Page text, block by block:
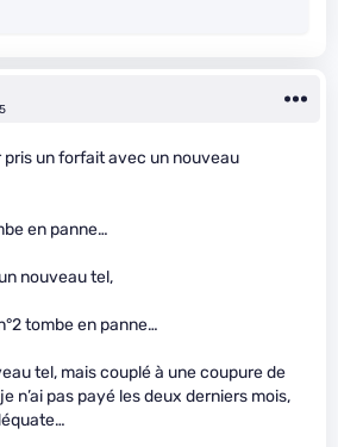
pris un forfait avec un nouveau
en panne…
nouveau tel,
tombe en panne…
tel, mais couplé à une coupure de
n’ai pas payé les deux derniers mois,